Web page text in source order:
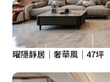
曜隱靜居｜奢華風｜47坪